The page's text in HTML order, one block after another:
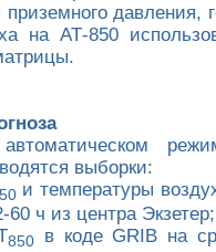
давления,
на АТ-850
выборки:
и температуры
ч из центра Экзетер;
850в коде GRIB на